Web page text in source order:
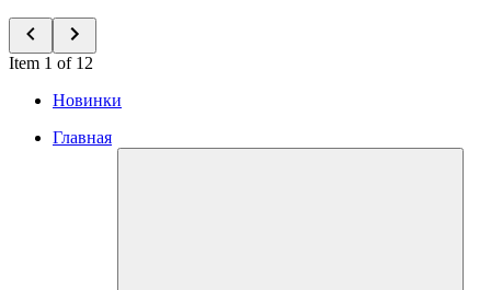
Item 1 of 12
Новинки
Главная